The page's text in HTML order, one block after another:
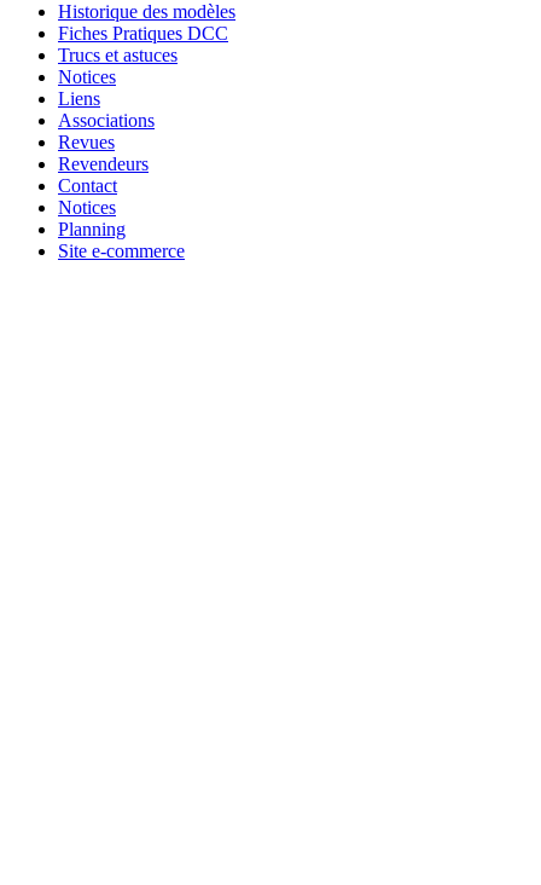
Historique des modèles
Fiches Pratiques DCC
Trucs et astuces
Notices
Liens
Associations
Revues
Revendeurs
Contact
Notices
Planning
Site e-commerce